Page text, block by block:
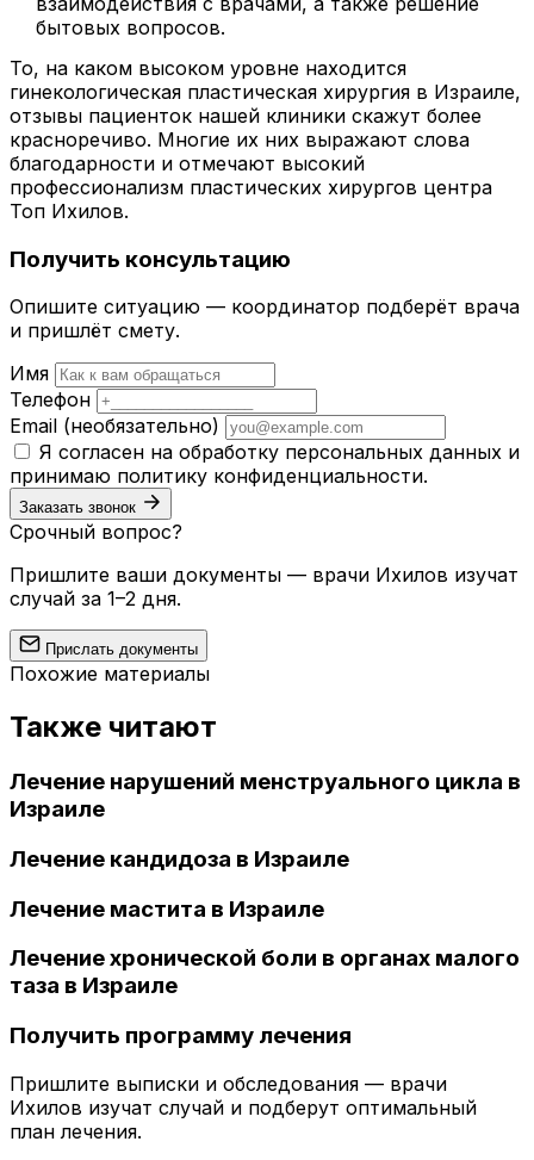
бытовых вопросов.
То, на каком высоком уровне находится
гинекологическая пластическая хирургия в Израиле,
отзывы пациенток нашей клиники скажут более
красноречиво. Многие их них выражают слова
благодарности и отмечают высокий
профессионализм пластических хирургов центра
Топ Ихилов.
Получить консультацию
Опишите ситуацию — координатор подберёт врача
и пришлёт смету.
Имя
Телефон
Email (необязательно)
Я согласен на обработку персональных данных и
принимаю политику конфиденциальности.
Заказать звонок
Срочный вопрос?
Пришлите ваши документы — врачи Ихилов изучат
случай за 1–2 дня.
Прислать документы
Похожие материалы
Также читают
Лечение нарушений менструального цикла в
Израиле
Лечение кандидоза в Израиле
Лечение мастита в Израиле
Лечение хронической боли в органах малого
таза в Израиле
Получить программу лечения
Пришлите выписки и обследования — врачи
Ихилов изучат случай и подберут оптимальный
план лечения.